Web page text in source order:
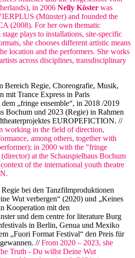
in 2006 Nelly Köster was
(Münster) and founded the
(2008). For her own thematic
plays to installations, site-specific
she chooses different artistic means
location and the performers. She works
across disciplines, transdisciplinary
Bereich Regie, Choreografie, Musik,
mit Trance Express in Paris
„fringe ensemble“, in 2018 /2019
Bochum und 2023 (Regie) in Rahmen
EUROPEFICTION. //
working in the field of direction,
among others, together with
in 2000 with the "fringe
at the Schauspielhaus Bochum
of the international youth theatre
bei den Tanzfilmproduktionen
Wut verbergen“ (2020) und „Keines
Kooperation mit den
und dem centre for literature Burg
in Berlin, Genua und Mexiko
„Fuori Format Festival“ den Preis für
//From 2020 – 2023, she
Truth - Du willst Deine Wut